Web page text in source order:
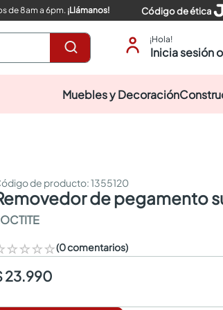
de 8am a 6pm. ¡Llámanos! Código de ética
¡Hola!
Inicia sesión
Muebles y Decoración
:1355120
removedor de pegamento
☆☆☆☆(0 comentarios)
23.990